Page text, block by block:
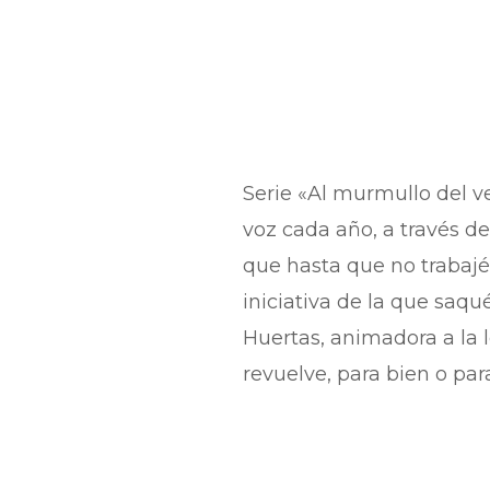
Serie «Al murmullo del
voz cada año, a través
que hasta que no
iniciativa de la que
Huertas, animadora a la
revuelve, para bien o